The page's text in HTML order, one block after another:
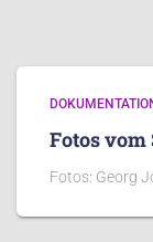
Fotos
Fotos: Georg